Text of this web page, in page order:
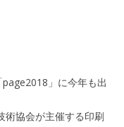
」に今年も出
術協会が主催する印刷